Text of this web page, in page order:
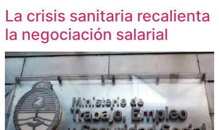
La crisis sanitaria recalienta
la negociación salarial